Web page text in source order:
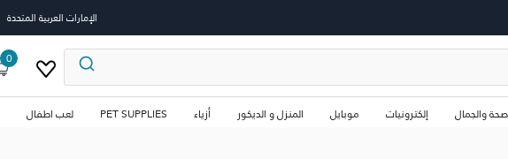
الإمارات العربية المتحدة
0
والجمال إلكترونيات موبايل المنزل و الديكور أزياء PET SUPPLIES
لعب اطفال